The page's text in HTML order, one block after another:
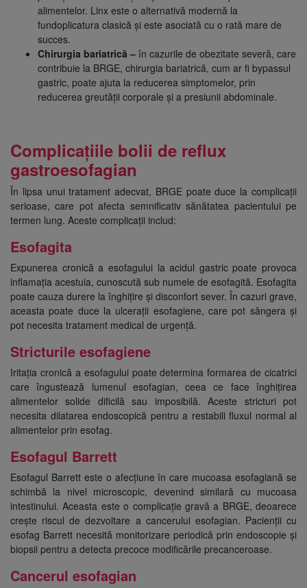
alimentelor. Linx este o alternativă modernă la
fundoplicatura clasică și este asociată cu o rată mare de
succes.
Chirurgia bariatrică – în cazurile de obezitate severă, care
contribuie la BRGE, chirurgia bariatrică, cum ar fi bypassul
gastric, poate ajuta la reducerea simptomelor, prin
reducerea greutății corporale și a presiunii abdominale.
Complicațiile bolii de reflux
gastroesofagian
În lipsa unui tratament adecvat, BRGE poate duce la complicații
serioase, care pot afecta semnificativ sănătatea pacientului pe
termen lung. Aceste complicații includ:
Esofagita
Expunerea cronică a esofagului la acidul gastric poate provoca
inflamația acestuia, cunoscută sub numele de esofagită. Esofagita
poate cauza durere la înghițire și disconfort sever. În cazuri grave,
aceasta poate duce la ulcerații esofagiene, care pot sângera și
pot necesita tratament medical de urgență.
Stricturile esofagiene
Iritația cronică a esofagului poate determina formarea de cicatrici
care îngustează lumenul esofagian, ceea ce face înghițirea
alimentelor solide dificilă sau imposibilă. Aceste stricturi pot
necesita dilatarea endoscopică pentru a restabili fluxul normal al
alimentelor prin esofag.
Esofagul Barrett
Esofagul Barrett este o afecțiune în care mucoasa esofagiană se
schimbă la nivel microscopic, devenind similară cu mucoasa
intestinului. Aceasta este o complicație gravă a BRGE, deoarece
crește riscul de dezvoltare a cancerului esofagian. Pacienții cu
esofag Barrett necesită monitorizare periodică prin endoscopie și
biopsii pentru a detecta precoce modificările precanceroase.
Cancerul esofagian